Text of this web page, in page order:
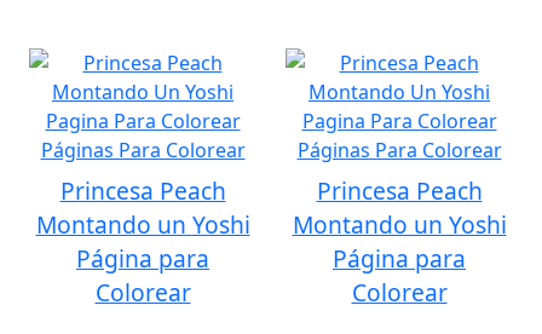
Princesa Peach
Montando un Yoshi
Página para
Colorear
Princesa Peach
Montando un Yoshi
Página para
Colorear